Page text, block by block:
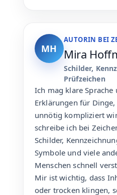
MH
AUTORIN BEI
Mira
Schilder,
Prüfzeichen
Ich mag klare Sprache
Erklärungen für
unnötig kompliziert
schreibe ich bei
Schilder,
Symbole und viele
Menschen schnell
Mir ist wichtig, dass
oder trocken klingen,